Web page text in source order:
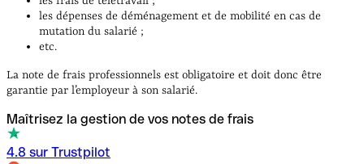
les dépenses de déménagement et de mobilité en cas de
mutation du salarié ;
etc.
La note de frais professionnels est obligatoire et doit donc être
garantie par l’employeur à son salarié.
Maîtrisez la gestion de vos notes de frais
4.8 sur Trustpilot